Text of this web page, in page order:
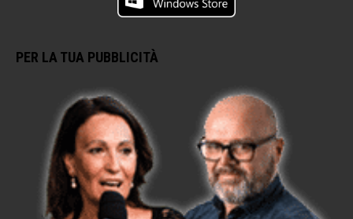
PER LA TUA PUBBLICITÀ